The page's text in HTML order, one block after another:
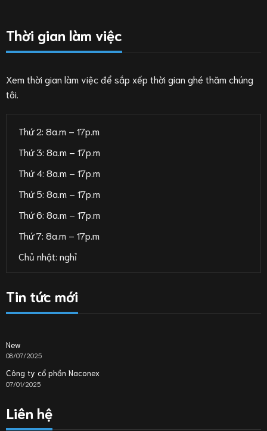
Thời gian làm việc
Xem thời gian làm việc để sắp xếp thời gian ghé thăm chúng
tôi.
Thứ 2: 8a.m – 17p.m
Thứ 3: 8a.m – 17p.m
Thứ 4: 8a.m – 17p.m
Thứ 5: 8a.m – 17p.m
Thứ 6: 8a.m – 17p.m
Thứ 7: 8a.m – 17p.m
Chủ nhật: nghỉ
Tin tức mới
New
08/07/2025
Công ty cổ phần Naconex
07/01/2025
Liên hệ